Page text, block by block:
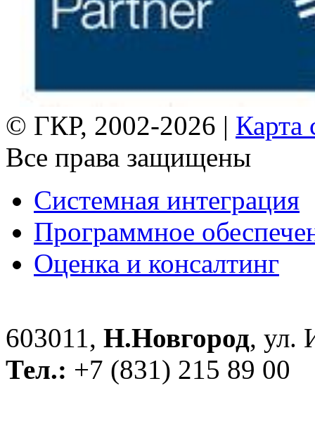
© ГКР, 2002-2026 | Карта
Все права защищены
Системная интеграция
Программное
Оценка и консалтинг
603011, Н.Новгород, ул.
Тел.: +7 (831) 215 89 00